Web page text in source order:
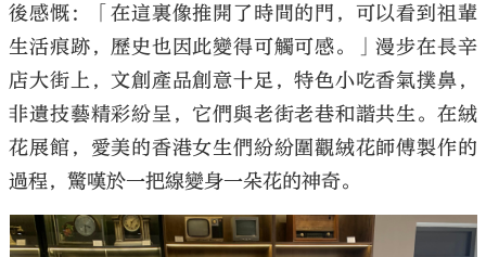
後感慨：「在這裏像推開了時間的門，可以看到祖輩
生活痕跡，歷史也因此變得可觸可感。」漫步在長辛
店大街上，文創產品創意十足，特色小吃香氣撲鼻，
非遺技藝精彩紛呈，它們與老街老巷和諧共生。在絨
花展館，愛美的香港女生們紛紛圍觀絨花師傅製作的
過程，驚嘆於一把線變身一朵花的神奇。